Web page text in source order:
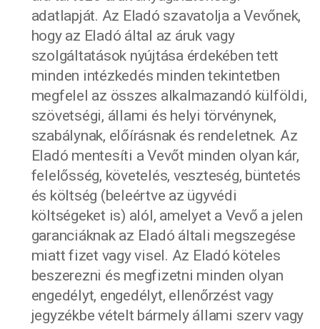
adatlapját. Az Eladó szavatolja a Vevőnek,
hogy az Eladó által az áruk vagy
szolgáltatások nyújtása érdekében tett
minden intézkedés minden tekintetben
megfelel az összes alkalmazandó külföldi,
szövetségi, állami és helyi törvénynek,
szabálynak, előírásnak és rendeletnek. Az
Eladó mentesíti a Vevőt minden olyan kár,
felelősség, követelés, veszteség, büntetés
és költség (beleértve az ügyvédi
költségeket is) alól, amelyet a Vevő a jelen
garanciáknak az Eladó általi megszegése
miatt fizet vagy visel. Az Eladó köteles
beszerezni és megfizetni minden olyan
engedélyt, engedélyt, ellenőrzést vagy
jegyzékbe vételt bármely állami szerv vagy